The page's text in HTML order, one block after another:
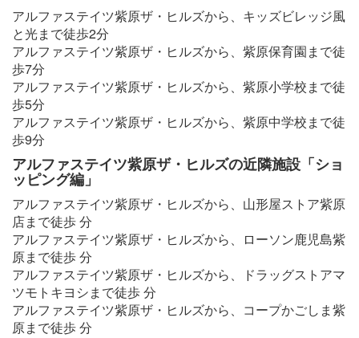
アルファステイツ紫原ザ・ヒルズから、キッズビレッジ風
と光まで徒歩2分
アルファステイツ紫原ザ・ヒルズから、紫原保育園まで徒
歩7分
アルファステイツ紫原ザ・ヒルズから、紫原小学校まで徒
歩5分
アルファステイツ紫原ザ・ヒルズから、紫原中学校まで徒
歩9分
アルファステイツ紫原ザ・ヒルズの近隣施設「ショ
ッピング編」
アルファステイツ紫原ザ・ヒルズから、山形屋ストア紫原
店まで徒歩 分
アルファステイツ紫原ザ・ヒルズから、ローソン鹿児島紫
原まで徒歩 分
アルファステイツ紫原ザ・ヒルズから、ドラッグストアマ
ツモトキヨシまで徒歩 分
アルファステイツ紫原ザ・ヒルズから、コープかごしま紫
原まで徒歩 分